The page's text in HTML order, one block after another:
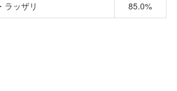
ラッザリ 85.0%